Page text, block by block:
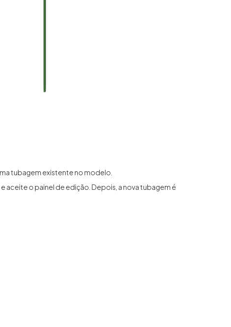
tubagem existente no modelo.
aceite o painel de edição. Depois, a nova tubagem é